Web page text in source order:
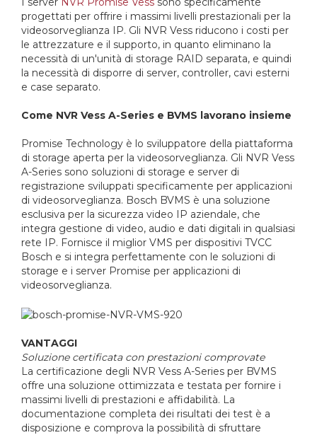
progettati per offrire i massimi livelli prestazionali per la
videosorveglianza IP. Gli NVR Vess riducono i costi per
le attrezzature e il supporto, in quanto eliminano la
necessità di un'unità di storage RAID separata, e quindi
la necessità di disporre di server, controller, cavi esterni
e case separato.
Come NVR Vess A-Series e BVMS lavorano insieme
Promise Technology è lo sviluppatore della piattaforma
di storage aperta per la videosorveglianza. Gli NVR Vess
A-Series sono soluzioni di storage e server di
registrazione sviluppati specificamente per applicazioni
di videosorveglianza. Bosch BVMS è una soluzione
esclusiva per la sicurezza video IP aziendale, che
integra gestione di video, audio e dati digitali in qualsiasi
rete IP. Fornisce il miglior VMS per dispositivi TVCC
Bosch e si integra perfettamente con le soluzioni di
storage e i server Promise per applicazioni di
videosorveglianza.
VANTAGGI
Soluzione certificata con prestazioni comprovate
La certificazione degli NVR Vess A-Series per BVMS
offre una soluzione ottimizzata e testata per fornire i
massimi livelli di prestazioni e affidabilità. La
documentazione completa dei risultati dei test è a
disposizione e comprova la possibilità di sfruttare